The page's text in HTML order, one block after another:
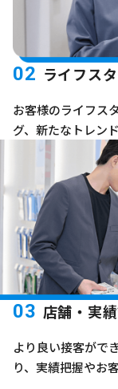
02 ライフス
お客様のライフス
グ、新たなトレン
03 店舗・実
より良い接客がで
り、実績把握やお